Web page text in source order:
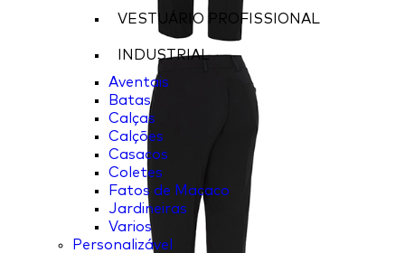
VESTUÁRIO PROFISSIONAL
INDUSTRIAL
Aventais
Batas
Calças
Calções
Casacos
Coletes
Fatos de Macaco
Jardineiras
Varios
Personalizável